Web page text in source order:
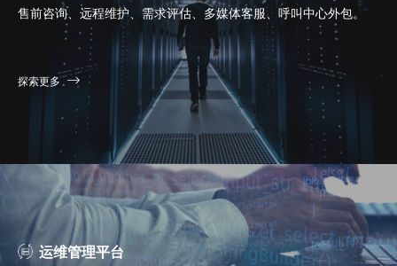
售前咨询、远程维护、需求评估、多媒体客服、呼叫中心外包。
探索更多
运维管理平台